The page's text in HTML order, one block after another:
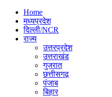
Home
मध्यप्रदेश
दिल्ली/NCR
राज्य
उत्तरप्रदेश
उत्तराखंड
गुजरात
छत्तीसगढ़
पंजाब
बिहार